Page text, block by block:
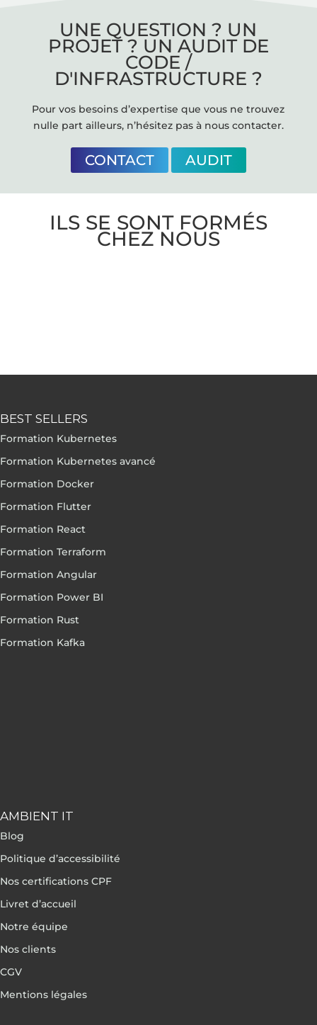
UNE QUESTION ? UN
PROJET ? UN AUDIT DE
CODE /
D'INFRASTRUCTURE ?
Pour vos besoins d’expertise que vous ne trouvez
nulle part ailleurs, n’hésitez pas à nous contacter.
CONTACT AUDIT
ILS SE SONT FORMÉS
CHEZ NOUS
BEST SELLERS
Formation Kubernetes
Formation Kubernetes avancé
Formation Docker
Formation Flutter
Formation React
Formation Terraform
Formation Angular
Formation Power BI
Formation Rust
Formation Kafka
AMBIENT IT
Blog
Politique d’accessibilité
Nos certifications CPF
Livret d’accueil
Notre équipe
Nos clients
CGV
Mentions légales